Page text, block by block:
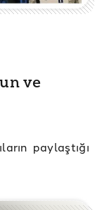
ve
paylaştığı